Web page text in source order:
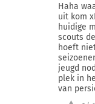
Haha
uit kom
huidige
scouts
hoeft
jeugd
plek in
van